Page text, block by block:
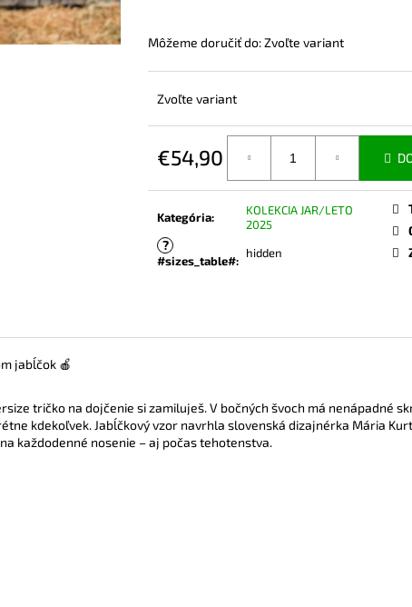
Môžeme doručiť do:Zvoľte variant
Zvoľte variant
€54,90
cena:
Kategória:
KOLEKCIA JAR/LETO
2025
?
#sizes_table#:
hidden
jabĺčok 🍎
tričko na dojčenie si zamiluješ. V bočných švoch má nenápadné
kdekoľvek. Jabĺčkový vzor navrhla slovenská dizajnérka Mária
každodenné nosenie – aj počas tehotenstva.
BAMBUSOVÉ TRIČKO NA DOJČENIE ROSE
NUDE
€44,90